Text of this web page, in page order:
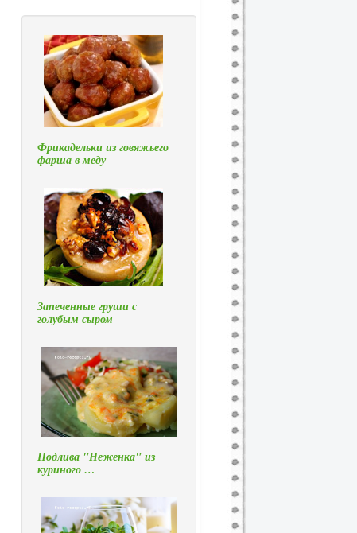
Фрикадельки из говяжьего
фарша в меду
Запеченные груши с
голубым сыром
Подлива "Неженка" из
куриного …